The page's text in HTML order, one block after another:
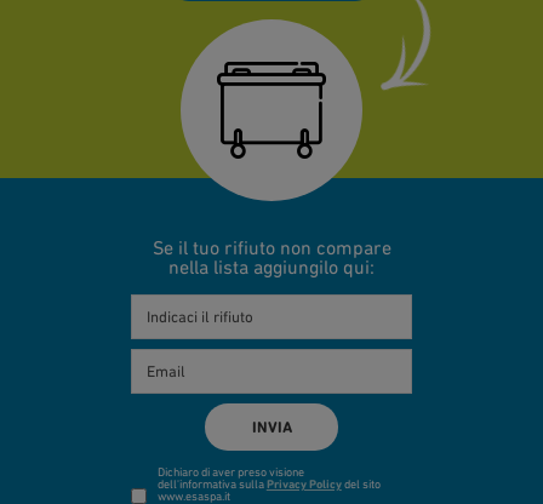
Se il tuo rifiuto non compare
nella lista aggiungilo qui:
Dichiaro di aver preso visione
dell'informativa sullaPrivacy Policydel sito
www.esaspa.it